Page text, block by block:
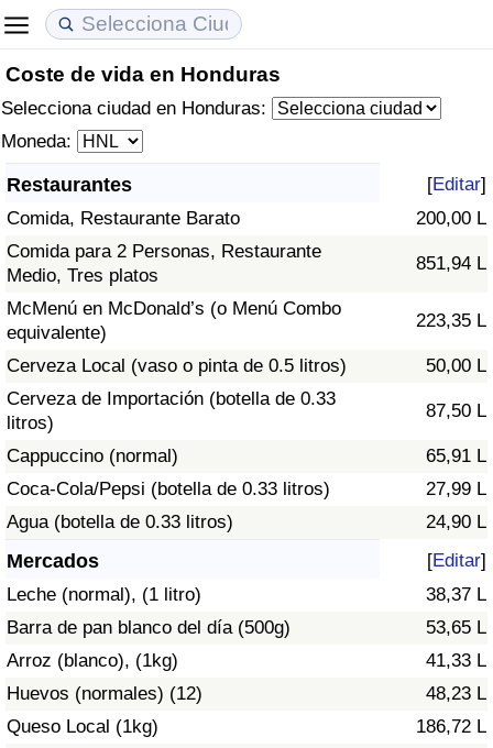
Coste de vida en Honduras
Selecciona ciudad en Honduras:
Moneda:
Restaurantes [Editar]
Comida, Restaurante Barato
200,00 L
Comida para 2 Personas, Restaurante
Medio, Tres platos
851,94 L
McMenú en McDonald’s (o Menú Combo
equivalente)
223,35 L
Cerveza Local (vaso o pinta de 0.5 litros)
50,00 L
Cerveza de Importación (botella de 0.33
litros)
87,50 L
Cappuccino (normal)
65,91 L
Coca-Cola/Pepsi (botella de 0.33 litros)
27,99 L
Agua (botella de 0.33 litros)
24,90 L
Mercados [Editar]
Leche (normal), (1 litro)
38,37 L
Barra de pan blanco del día (500g)
53,65 L
Arroz (blanco), (1kg)
41,33 L
Huevos (normales) (12)
48,23 L
Queso Local (1kg)
186,72 L
Coste de vida
Índice de Costo de Vida (Actual)
Índice de Costo de Vida
Índice de costo de vida por país
en aqaba
Precios de las propiedades
Índice de Precios de Inmuebles (Actual)
Índice de Precios de Inmuebles
Índice de Precios de Inmuebles por País
Calidad de Vida
Índice de Calidad de Vida
Índice de Calidad de Vida (Actual)
Índice de calidad de vida por país
Delincuencia
Calificación del Índice de Criminalidad
(Actual)
Índice de Criminalidad
Índice de criminalidad por país
Sanidad
Índice de Sanidad (Actual)
Índice de Sanidad
Índice de Sanidad por País